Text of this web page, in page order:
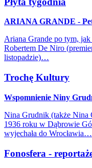
ARIANA GRANDE -
Ariana Grande po tym, jak
Robertem De Niro
listopadzie)…
Trochę Kultury
Wspomnienie Niny
Nina Grudnik (także Nina
1936 roku w Dąbrowie
wyjechała do Wrocławia…
Fonosfera -